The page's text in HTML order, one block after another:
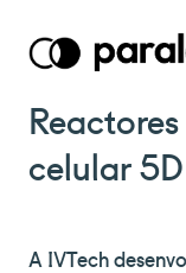
celular 5D
A IVTech